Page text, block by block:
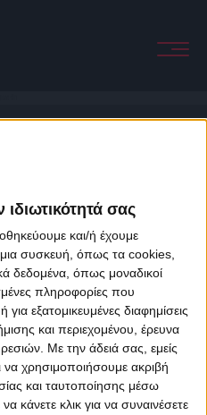
σας
και/ή έχουμε
συσκευή, όπως τα cookies,
δεδομένα, όπως μοναδικοί
πληροφορίες που
εξατομικευμένες διαφημίσεις
και περιεχομένου, έρευνα
Με την άδειά σας, εμείς
να χρησιμοποιήσουμε ακριβή
και ταυτοποίησης μέσω
κλικ για να συναινέσετε
Terms & Conditions
Privacy Policy
colors&Fotis Alexandrou